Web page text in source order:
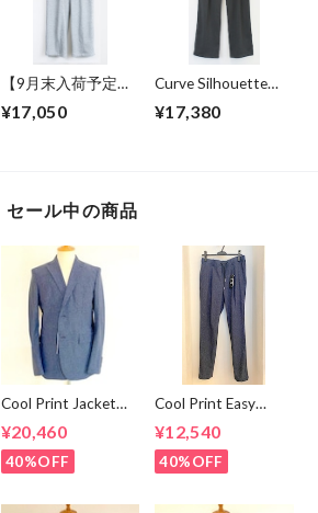
【9月末入荷予定】
Sweat Wide Easy
Pants Gray
¥17,050
Curve Silhouette
Slacks Pants
Charcoal
¥17,380
セール中の商品
Cool Print Jacket
¥20,460
40%OFF
Cool Print Easy
¥12,540
40%OFF